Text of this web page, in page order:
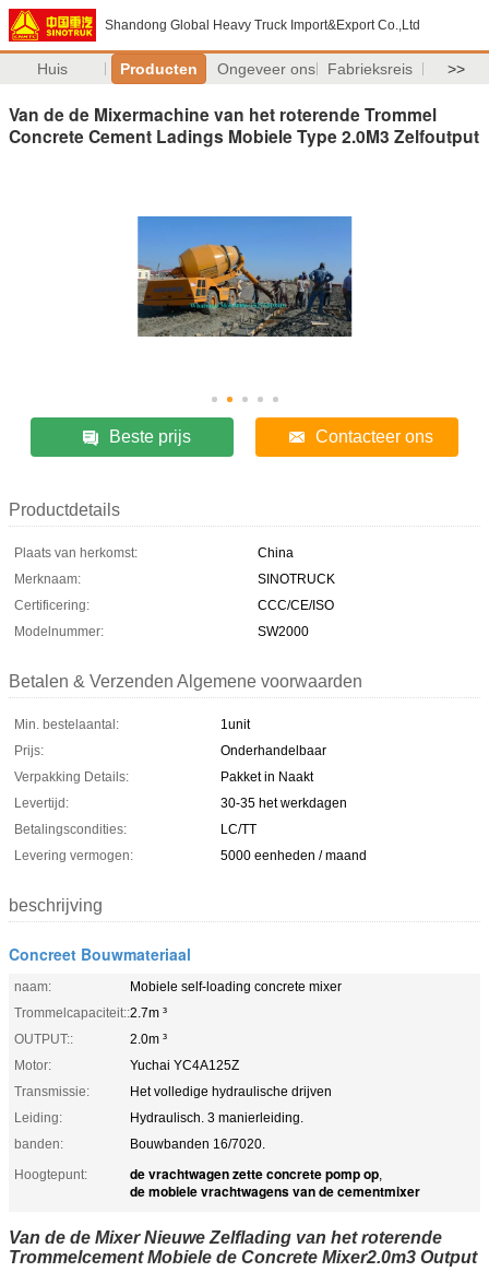
Shandong Global Heavy Truck Import&Export Co.,Ltd
Huis Producten Ongeveer ons Fabrieksreis >>
Van de de Mixermachine van het roterende Trommel
Concrete Cement Ladings Mobiele Type 2.0M3 Zelfoutput
Beste prijs Contacteer ons
Productdetails
Plaats van herkomst:
China
Merknaam:
SINOTRUCK
Certificering:
CCC/CE/ISO
Modelnummer:
SW2000
Betalen & Verzenden Algemene voorwaarden
Min. bestelaantal:
1unit
Prijs:
Onderhandelbaar
Verpakking Details:
Pakket in Naakt
Levertijd:
30-35 het werkdagen
Betalingscondities:
LC/TT
Levering vermogen:
5000 eenheden / maand
beschrijving
Concreet Bouwmateriaal
naam:
Mobiele self-loading concrete mixer
Trommelcapaciteit::2.7m ³
OUTPUT::
2.0m ³
Motor:
Yuchai YC4A125Z
Transmissie:
Het volledige hydraulische drijven
Leiding:
Hydraulisch. 3 manierleiding.
banden:
Bouwbanden 16/7020.
Hoogtepunt:
de vrachtwagen zette concrete pomp op,
de mobiele vrachtwagens van de cementmixer
Van de de Mixer Nieuwe Zelflading van het roterende
Trommelcement Mobiele de Concrete Mixer2.0m3 Output